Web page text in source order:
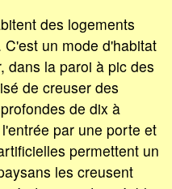
des logements
un mode d'habitat
dans la paroi à pic des
de creuser des
de dix à
par une porte et
permettent un
les creusent